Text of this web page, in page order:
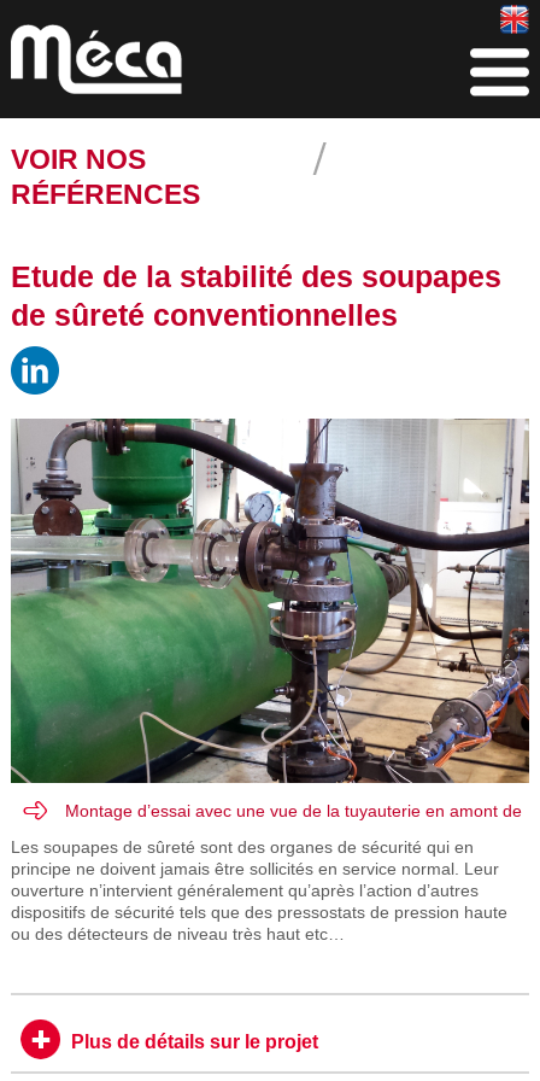
VOIR NOS
RÉFÉRENCES
Etude de la stabilité des soupapes
de sûreté conventionnelles
Montage d’essai avec une vue de la tuyauterie en amont de
Les soupapes de sûreté sont des organes de sécurité qui en
principe ne doivent jamais être sollicités en service normal. Leur
ouverture n’intervient généralement qu’après l’action d’autres
dispositifs de sécurité tels que des pressostats de pression haute
ou des détecteurs de niveau très haut etc…
Plus de détails sur le projet